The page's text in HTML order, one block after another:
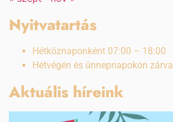
Nyitvatartás
Hétköznaponként 07:00 – 18:00
Hétvégén és ünnepnapokon zárva
Aktuális híreink